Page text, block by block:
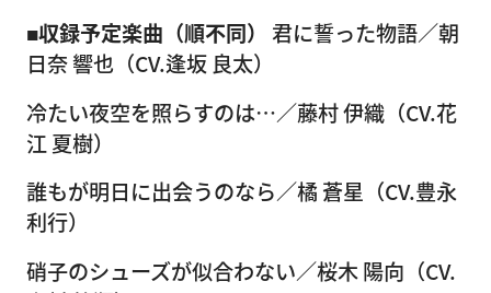
■収録予定楽曲（順不同）
君に誓った物語／朝
日奈 響也（CV.逢坂 良太）
冷たい夜空を照らすのは…／藤村 伊織（CV.花
江 夏樹）
誰もが明日に出会うのなら／橘 蒼星（CV.豊永
利行）
硝子のシューズが似合わない／桜木 陽向（CV.